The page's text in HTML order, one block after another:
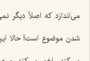
مى‌اندازد که اصلاً دیگر
شدن موضوع است! حالا